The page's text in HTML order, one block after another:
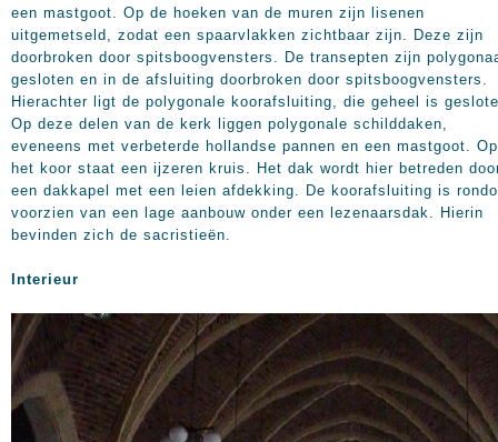
een mastgoot. Op de hoeken van de muren zijn lisenen
uitgemetseld, zodat een spaarvlakken zichtbaar zijn. Deze zijn
doorbroken door spitsboogvensters. De transepten zijn
gesloten en in de afsluiting doorbroken door spitsboogvensters.
Hierachter ligt de polygonale koorafsluiting, die geheel is
Op deze delen van de kerk liggen polygonale schilddaken,
eveneens met verbeterde hollandse pannen en een mastgoot. Op
het koor staat een ijzeren kruis. Het dak wordt hier betreden
een dakkapel met een leien afdekking. De koorafsluiting is
voorzien van een lage aanbouw onder een lezenaarsdak. Hierin
bevinden zich de sacristieën.
Interieur